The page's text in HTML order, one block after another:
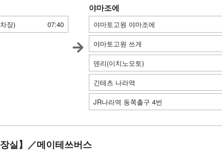
장) 07:40
야마조에
야마토고원 야마조에
야마토고원 쓰게
덴리(이치노모토)
긴테츠 나라역
JR나라역 동쪽출구 4번
실】／메이테쓰버스